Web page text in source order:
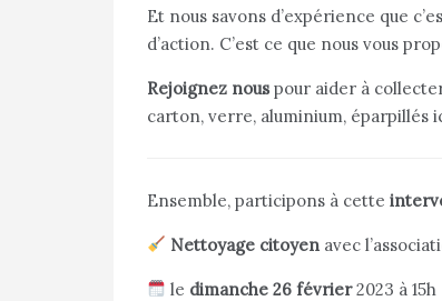
Et nous savons d’expérience que
d’action. C’est ce que nous vous
Rejoignez nous pour aider à
carton, verre, aluminium, éparpillés
Ensemble, participons à cette
Nettoyage citoyen avec
le dimanche 26 février2023 à 15h